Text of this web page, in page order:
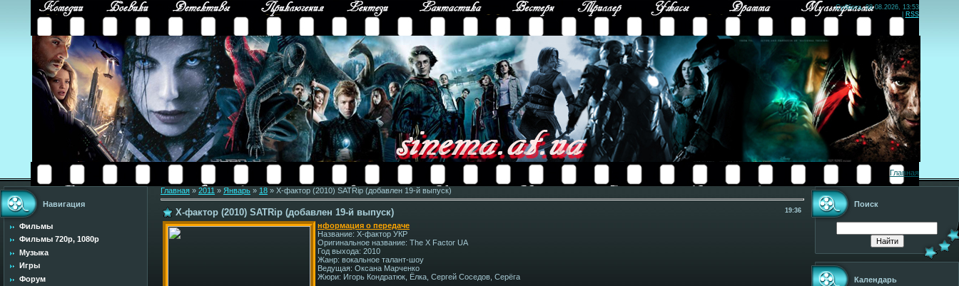
Суббота, 08.08.2026, 13:53
RSS
Главная
Навигация
Фильмы
Фильмы 720p, 1080p
Музыка
Игры
Форум
Главная » 2011 » Январь » 18 » Х-фактор (2010) SATRip (добавлен 19-й выпуск)
19:36
Х-фактор (2010) SATRip (добавлен 19-й выпуск)
нформация о передаче
Название: Х-фактор УКР
Оригинальное название: The X Factor UA
Год выхода: 2010
Жанр: вокальное талант-шоу
Ведущая: Оксана Марченко
Жюри: Игорь Кондратюк, Ёлка, Сергей Соседов, Серёга
Поиск
Календарь